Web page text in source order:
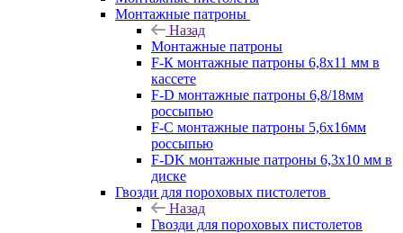
Монтажные патроны
Назад
Монтажные патроны
F-К монтажные патроны 6,8х11 мм в
кассете
F-D монтажные патроны 6,8/18мм
россыпью
F-C монтажные патроны 5,6х16мм
россыпью
F-DK монтажные патроны 6,3х10 мм в
диске
Гвозди для пороховых пистолетов
Назад
Гвозди для пороховых пистолетов